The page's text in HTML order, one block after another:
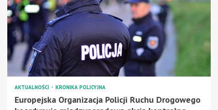
AKTUALNOŚCI KRONIKA POLICYJNA
Europejska Organizacja Policji Ruchu Drogowego